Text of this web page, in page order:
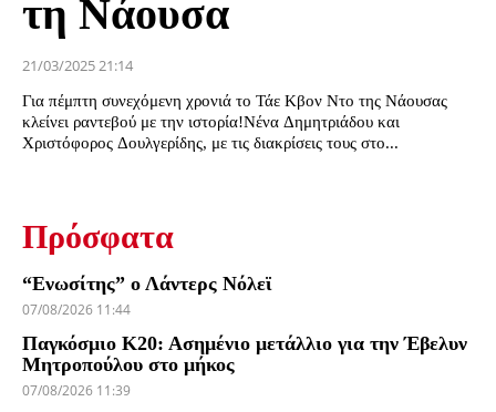
τη Νάουσα
21/03/2025 21:14
Για πέμπτη συνεχόμενη χρονιά το Τάε Κβον Ντο της Νάουσας
κλείνει ραντεβού με την ιστορία!Νένα Δημητριάδου και
Χριστόφορος Δουλγερίδης, με τις διακρίσεις τους στο...
Πρόσφατα
“Ενωσίτης” ο Λάντερς Νόλεϊ
07/08/2026 11:44
Παγκόσμιο Κ20: Ασημένιο μετάλλιο για την Έβελυν
Μητροπούλου στο μήκος
07/08/2026 11:39